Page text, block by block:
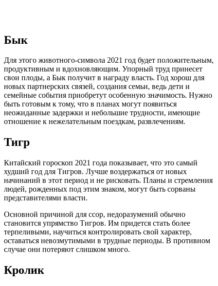
Бык
Для этого животного-символа 2021 год будет положительным,
продуктивным и вдохновляющим. Упорный труд принесет
свои плоды, а Бык получит в награду власть. Год хорош для
новых партнерских связей, создания семьи, ведь дети и
семейные события приобретут особенную значимость. Нужно
быть готовым к тому, что в планах могут появиться
неожиданные задержки и небольшие трудности, имеющие
отношение к нежелательным поездкам, развлечениям.
Тигр
Китайский гороскоп 2021 года показывает, что это самый
худший год для Тигров. Лучше воздержаться от новых
начинаний в этот период и не рисковать. Планы и стремления
людей, рожденных под этим знаком, могут быть сорваны
представителями власти.
Основной причиной для ссор, недоразумений обычно
становится упрямство Тигров. Им придется стать более
терпеливыми, научиться контролировать свой характер,
оставаться невозмутимыми в трудные периоды. В противном
случае они потеряют слишком много.
Кролик